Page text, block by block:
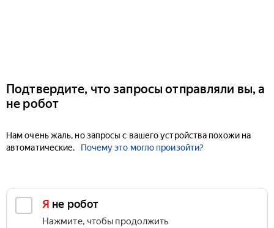
Подтвердите, что запросы отправляли вы, а
не робот
Нам очень жаль, но запросы с вашего устройства похожи на
автоматические.
Почему это могло произойти?
Я не робот
Нажмите, чтобы продолжить